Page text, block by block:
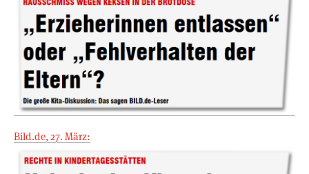
Bild.de, 27. März: